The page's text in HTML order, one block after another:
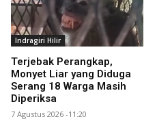
Indragiri Hilir
Terjebak Perangkap,
Monyet Liar yang Diduga
Serang 18 Warga Masih
Diperiksa
7 Agustus 2026 -11:20